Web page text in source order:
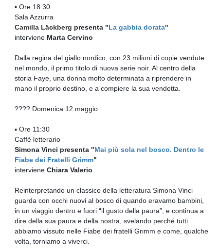
▪ Ore 18:30
Sala Azzurra
Camilla Läckberg presenta "La gabbia dorata"
interviene Marta Cervino
Dalla regina del giallo nordico, con 23 milioni di copie vendute
nel mondo, il primo titolo di nuova serie noir. Al centro della
storia Faye, una donna molto determinata a riprendere in
mano il proprio destino, e a compiere la sua vendetta.
???? Domenica 12 maggio
▪ Ore 11:30
Caffè letterario
Simona Vinci presenta "Mai più sola nel bosco. Dentro le
Fiabe dei Fratelli Grimm"
interviene Chiara Valerio
Reinterpretando un classico della letteratura Simona Vinci
guarda con occhi nuovi al bosco di quando eravamo bambini,
in un viaggio dentro e fuori “il gusto della paura”, e continua a
dire della sua paura e della nostra, svelando perché tutti
abbiamo vissuto nelle Fiabe dei fratelli Grimm e come, qualche
volta, torniamo a viverci.